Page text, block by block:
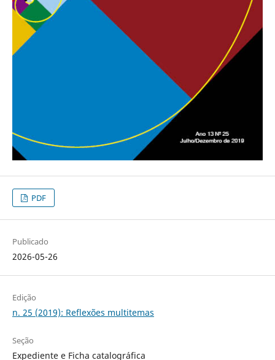
PDF
Publicado
2026-05-26
Edição
n. 25 (2019): Reflexões multitemas
Seção
Expediente e Ficha catalográfica